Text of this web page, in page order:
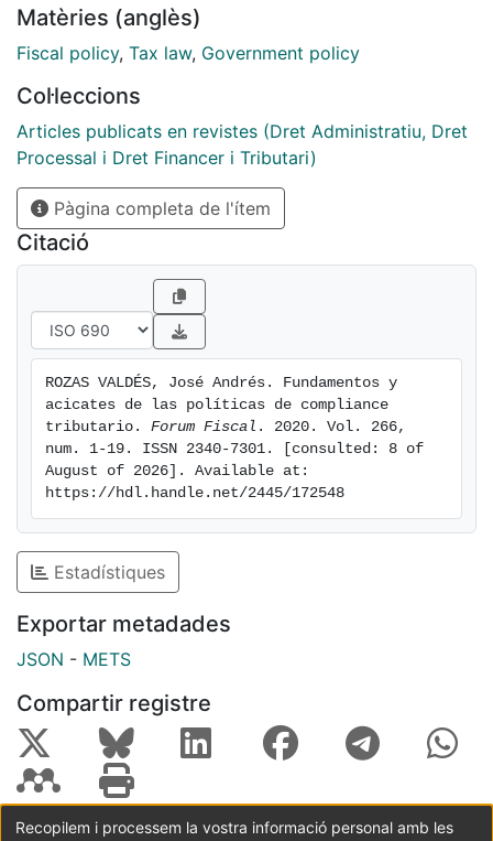
recepción en Derecho español y de las posibilidades
que presentan estas políticas, desde la perspectiva de
comportamiento, como acicates para obtener mejores
resultados, más eficaces y justos, en la aplicación de
los tributos.
Matèries (anglès)
Fiscal policy, Tax law, Government policy
Col·leccions
Articles publicats en revistes (Dret Administratiu, Dret
Processal i Dret Financer i Tributari)
Pàgina completa de l'ítem
Citació
ROZAS VALDÉS, José Andrés. Fundamentos y
acicates de las políticas de compliance
tributario. Forum Fiscal . 2020. Vol. 266,
num. 1-19. ISSN 2340-7301. [consulted: 8 of
August of 2026]. Available at:
https://hdl.handle.net/2445/172548
Estadístiques
Exportar metadades
JSON - METS
Compartir registre
Recopilem i processem la vostra informació personal amb les